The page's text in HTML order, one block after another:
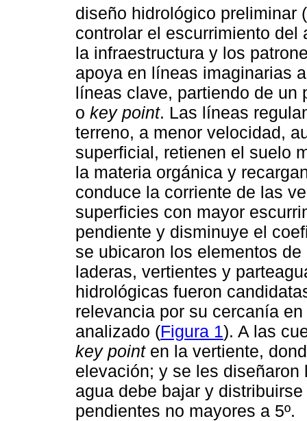
diseño hidrológico preliminar (
controlar el escurrimiento
la infraestructura y los
apoya en líneas imaginarias
líneas clave, partiendo de un
o key point. Las líneas
terreno, a menor velocidad,
superficial, retienen el suelo
la materia orgánica y
conduce la corriente de las
superficies con mayor
pendiente y disminuye el
se ubicaron los elementos
laderas, vertientes y
hidrológicas fueron
relevancia por su cercanía
analizado (Figura 1). A las
key pointen la vertiente,
elevación; y se les
agua debe bajar y
pendientes no mayores a 5º.